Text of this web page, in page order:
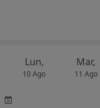
Lun,
10 Ago
Mar,
11 Ago